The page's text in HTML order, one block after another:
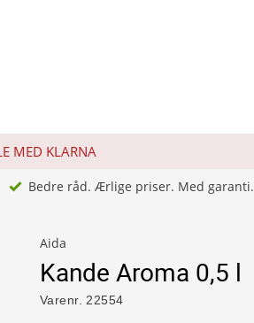
MED KLARNA
Bedre råd. Ærlige priser. Med garanti.
Aida
Kande Aroma 0,5 l
Varenr. 22554